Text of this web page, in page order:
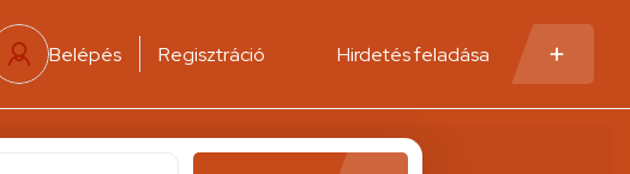
Belépés Regisztráció Hirdetés feladása